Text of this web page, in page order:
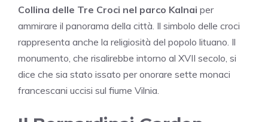
Collina delle Tre Croci nel parco Kalnai per
ammirare il panorama della città. Il simbolo delle croci
rappresenta anche la religiosità del popolo lituano. Il
monumento, che risalirebbe intorno al XVII secolo, si
dice che sia stato issato per onorare sette monaci
francescani uccisi sul fiume Vilnia.